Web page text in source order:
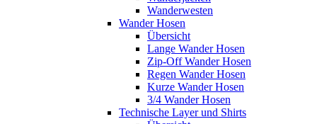
Wanderwesten
Wander Hosen
Übersicht
Lange Wander Hosen
Zip-Off Wander Hosen
Regen Wander Hosen
Kurze Wander Hosen
3/4 Wander Hosen
Technische Layer und Shirts